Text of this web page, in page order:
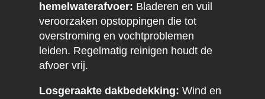
hemelwaterafvoer: Bladeren en vuil
veroorzaken opstoppingen die tot
overstroming en vochtproblemen
leiden. Regelmatig reinigen houdt de
afvoer vrij.
Losgeraakte dakbedekking: Wind en